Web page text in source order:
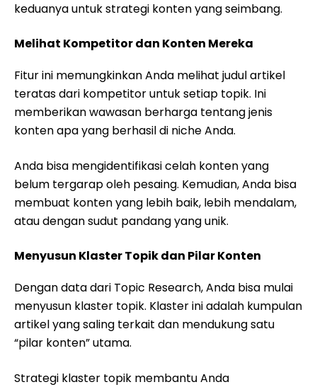
keduanya untuk strategi konten yang seimbang.
Melihat Kompetitor dan Konten Mereka
Fitur ini memungkinkan Anda melihat judul artikel
teratas dari kompetitor untuk setiap topik. Ini
memberikan wawasan berharga tentang jenis
konten apa yang berhasil di niche Anda.
Anda bisa mengidentifikasi celah konten yang
belum tergarap oleh pesaing. Kemudian, Anda bisa
membuat konten yang lebih baik, lebih mendalam,
atau dengan sudut pandang yang unik.
Menyusun Klaster Topik dan Pilar Konten
Dengan data dari Topic Research, Anda bisa mulai
menyusun klaster topik. Klaster ini adalah kumpulan
artikel yang saling terkait dan mendukung satu
“pilar konten” utama.
Strategi klaster topik membantu Anda